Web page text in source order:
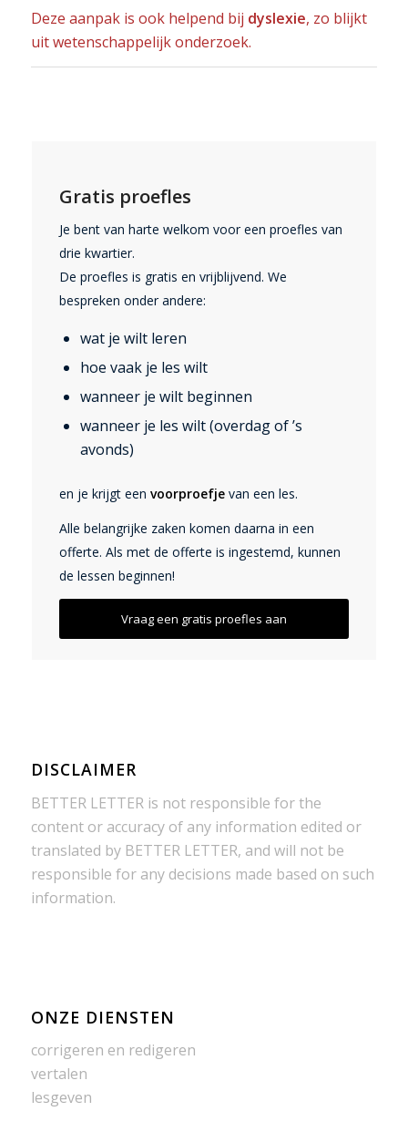
Deze aanpak is ook helpend bij dyslexie, zo blijkt
uit wetenschappelijk onderzoek.
Gratis proefles
Je bent van harte welkom voor een proefles van
drie kwartier.
De proefles is gratis en vrijblijvend. We
bespreken onder andere:
wat je wilt leren
hoe vaak je les wilt
wanneer je wilt beginnen
wanneer je les wilt (overdag of ’s
avonds)
en je krijgt een voorproefjevan een les.
Alle belangrijke zaken komen daarna in een
offerte. Als met de offerte is ingestemd, kunnen
de lessen beginnen!
Vraag een gratis proefles aan
DISCLAIMER
BETTER LETTER is not responsible for the
content or accuracy of any information edited or
translated by BETTER LETTER, and will not be
responsible for any decisions made based on such
information.
ONZE DIENSTEN
corrigeren en redigeren
vertalen
lesgeven